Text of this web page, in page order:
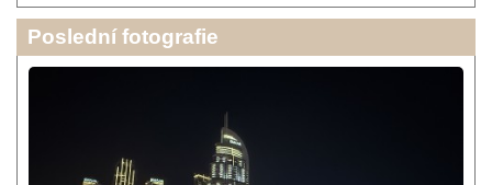
Poslední fotografie